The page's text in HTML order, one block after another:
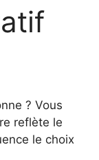
? Vous
reflète le
le choix